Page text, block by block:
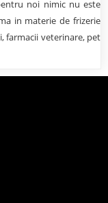
noi nimic nu este
in materie de frizerie
farmacii veterinare, pet